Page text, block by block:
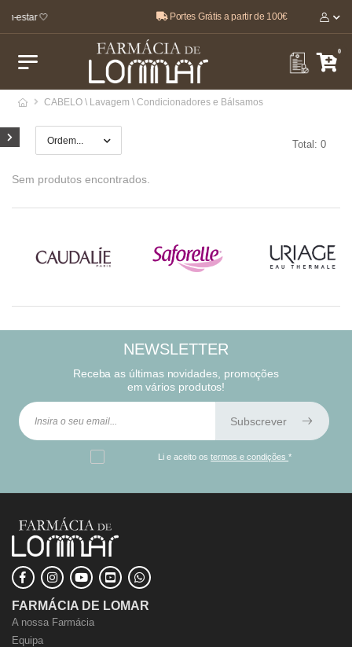
estar 🤍 Portes Grátis a partir de 100€
0
CABELO \ Lavagem \ Condicionadores e Bálsamos
Total: 0
Sem produtos encontrados.
NEWSLETTER
Receba as últimas novidades, promoções
em vários produtos!
Subscrever
Li e aceito ostermos e condições*
FARMÁCIA DE LOMAR
A nossa Farmácia
Equipa